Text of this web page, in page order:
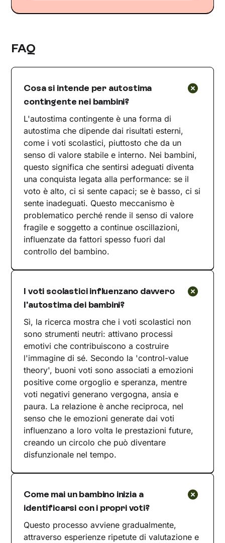
FAQ
Cosa si intende per autostima
contingente nei bambini?
L'autostima contingente è una forma di
autostima che dipende dai risultati esterni,
come i voti scolastici, piuttosto che da un
senso di valore stabile e interno. Nei bambini,
questo significa che sentirsi adeguati diventa
una conquista legata alla performance: se il
voto è alto, ci si sente capaci; se è basso, ci si
sente inadeguati. Questo meccanismo è
problematico perché rende il senso di valore
fragile e soggetto a continue oscillazioni,
influenzate da fattori spesso fuori dal
controllo del bambino.
I voti scolastici influenzano davvero
l'autostima dei bambini?
Sì, la ricerca mostra che i voti scolastici non
sono strumenti neutri: attivano processi
emotivi che contribuiscono a costruire
l'immagine di sé. Secondo la 'control-value
theory', buoni voti sono associati a emozioni
positive come orgoglio e speranza, mentre
voti negativi generano vergogna, ansia e
paura. La relazione è anche reciproca, nel
senso che le emozioni generate dai voti
influenzano a loro volta le prestazioni future,
creando un circolo che può diventare
disfunzionale nel tempo.
Come mai un bambino inizia a
identificarsi con i propri voti?
Questo processo avviene gradualmente,
attraverso esperienze ripetute di valutazione e